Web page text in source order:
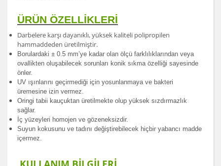
ÜRÜN ÖZELLİKLERİ
Darbelere karşı dayanıklı, yüksek kaliteli polipropilen
hammaddeden üretilmiştir.
Borulardaki ± 0.5 mm’ye kadar olan ölçü farklılıklarından veya
ovallikten oluşabilecek sorunları konik sıkma özelliği sayesinde
önler.
UV ışınlarını geçirmediği için yosunlanmaya ve bakteri
üremesine izin vermez.
Oringi tabii kauçuktan üretilmekte olup yüksek sızdırmazlık
sağlar.
İç yüzeyleri homojen ve gözeneksizdir.
Suyun kokusunu ve tadını değiştirebilecek hiçbir yabancı madde
içermez.